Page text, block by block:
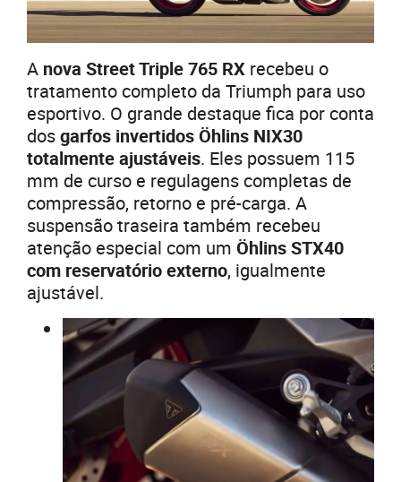
A nova Street Triple 765 RX recebeu o
tratamento completo da Triumph para uso
esportivo. O grande destaque fica por conta
dosgarfos invertidos Öhlins NIX30
totalmente ajustáveis. Eles possuem 115
mm de curso e regulagens completas de
compressão, retorno e pré-carga. A
suspensão traseira também recebeu
atenção especial com um Öhlins STX40
com reservatório externo, igualmente
ajustável.